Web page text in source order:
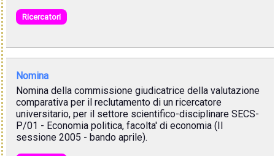
Ricercatori
Nomina
Nomina della commissione giudicatrice della valutazione
comparativa per il reclutamento di un ricercatore
universitario, per il settore scientifico-disciplinare SECS-
P/01 - Economia politica, facolta' di economia (II
sessione 2005 - bando aprile).